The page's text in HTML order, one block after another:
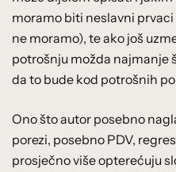
moramo biti neslavni
ne moramo), te ako još
potrošnju možda najmanje
da to bude kod potrošnih
Ono što autor posebno
porezi, posebno PDV,
prosječno više opterećuju